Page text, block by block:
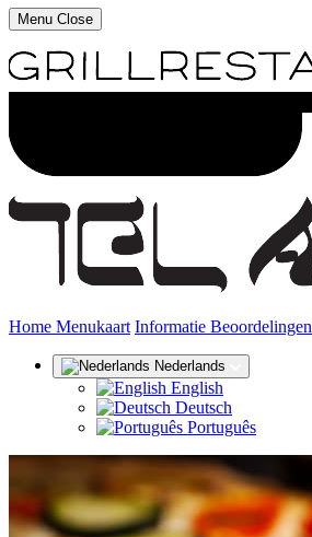
Menu Close
Home (huidige)
Menukaart Informatie Beoordelingen
Nederlands
English
Deutsch
Português